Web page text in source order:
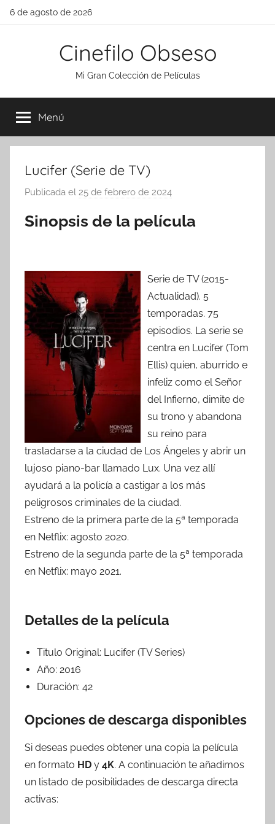
Saltar
6 de agosto de 2026
Cinefilo Obseso
Mi Gran Colección de Películas
Menú
Lucifer (Serie de TV)
Publicada el 25 de febrero de 2024
r
Sinopsis de la película
Serie de TV (2015-
Actualidad). 5
temporadas. 75
episodios. La serie se
centra en Lucifer (Tom
Ellis) quien, aburrido e
infeliz como el Señor
del Infierno, dimite de
su trono y abandona
su reino para
trasladarse a la ciudad de Los Ángeles y abrir un
lujoso piano-bar llamado Lux. Una vez allí
ayudará a la policía a castigar a los más
peligrosos criminales de la ciudad.
Estreno de la primera parte de la 5ª temporada
en Netflix: agosto 2020.
Estreno de la segunda parte de la 5ª temporada
en Netflix: mayo 2021.
Detalles de la película
Titulo Original: Lucifer (TV Series)
Año: 2016
Duración: 42
Opciones de descarga disponibles
Si deseas puedes obtener una copia la película
en formato HD y 4K. A continuación te añadimos
un listado de posibilidades de descarga directa
activas: